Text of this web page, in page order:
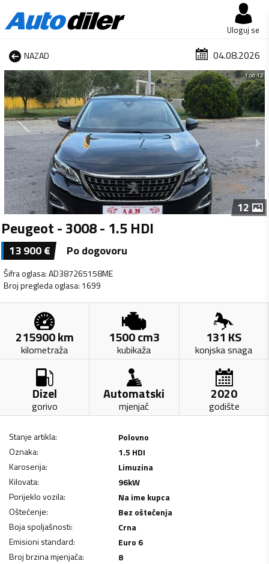
Uloguj se
NAZAD 04.08.2026
1 od 12
12
Peugeot - 3008 - 1.5 HDI
13 900€ Po dogovoru
Šifra oglasa:AD387265158ME
Broj pregleda oglasa: 1699
215900km
kilometraža
1500cm3
kubikaža
131 KS
konjska snaga
Dizel
gorivo
Automatski
mjenjač
2020
godište
Stanje artikla:
Polovno
Oznaka:
1.5 HDI
Karoserija:
Limuzina
Kilovata: 96kW
Porijeklo vozila:
Na ime kupca
Oštećenje:
Bez oštećenja
Boja spoljašnosti:
Crna
Emisioni standard:
Euro 6
Broj brzina mjenjača:
8